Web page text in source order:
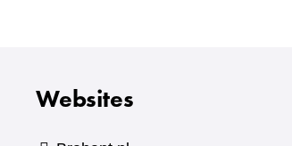
Websites